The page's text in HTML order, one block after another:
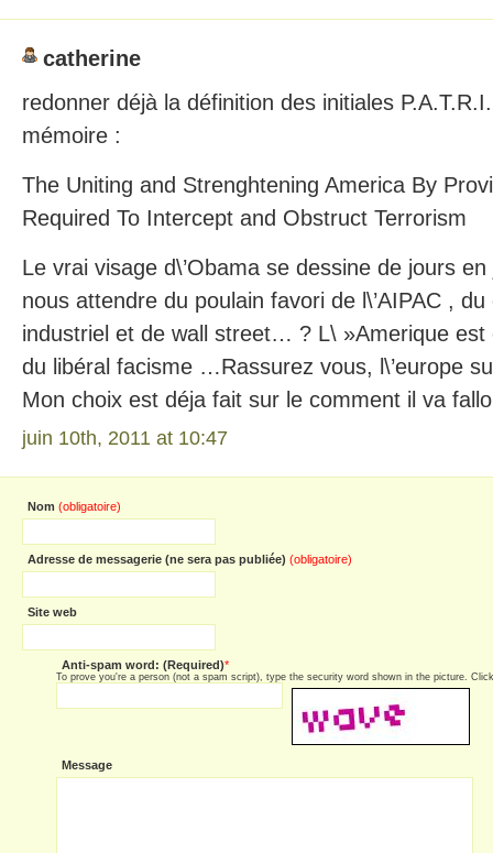
catherine
redonner déjà la définition des initiales
mémoire :
The Uniting and Strenghtening America By
Required To Intercept and Obstruct Terrorism
Le vrai visage d\’Obama se dessine de jours
nous attendre du poulain favori de l\’AIPAC ,
industriel et de wall street… ? L\ »Amerique est
du libéral facisme …Rassurez vous, l\’europe
Mon choix est déja fait sur le comment il va
juin 10th, 2011 at 10:47
Nom (obligatoire)
Adresse de messagerie (ne sera pas publiée) (obligatoire)
Site web
Anti-spam word: (Required)*
To prove you're a person (not a spam script), type the security word shown in the picture.
Message